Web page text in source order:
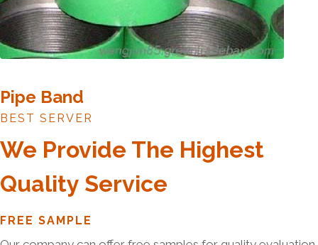
Pipe Band
BEST SERVER
We Provide The Highest
Quality Service
FREE SAMPLE